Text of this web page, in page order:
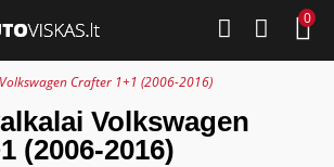
0
Crafter 1+1 (2006-2016)
Volkswagen
(2006-2016)